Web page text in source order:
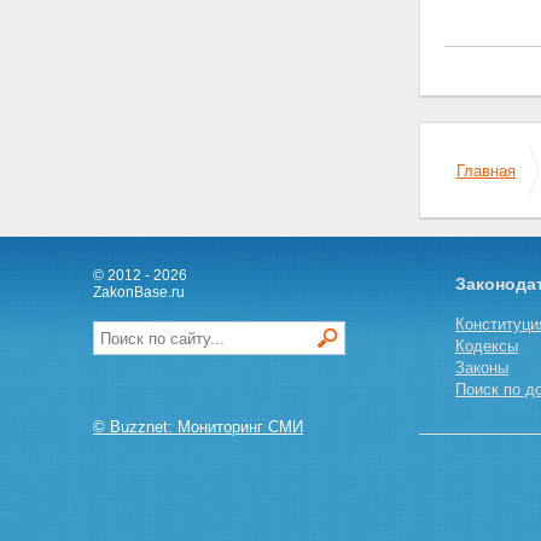
приватизации имущественного
предприятия
Статья 12. Определение цены
подлежащего приватизации
государственного или
и муниципального имущества
Главная
© 2012 - 2026
ZakonBase.ru
© Buzznet: Мониторинг СМИ
Кодексы
Законы
Поиск по